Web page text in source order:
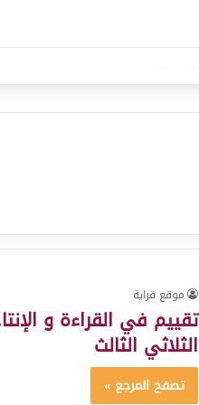
موقع قراية
تقييم في القراءة و
الثلاثي الثالث
تصفح المرجع »